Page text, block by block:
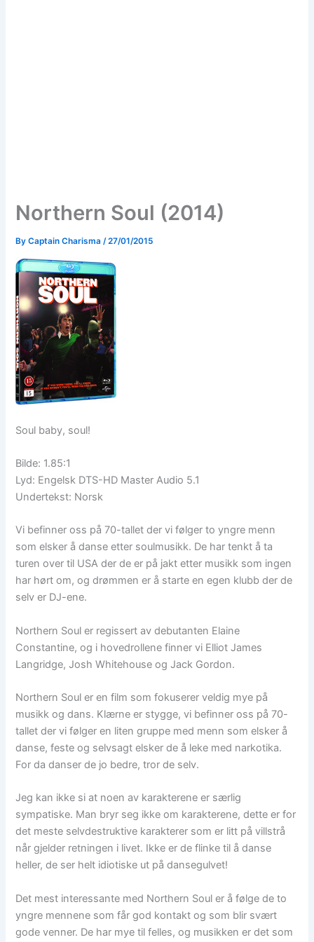
Northern Soul (2014)
ByCaptain Charisma /27/01/2015
Soul baby, soul!
Bilde: 1.85:1
Lyd: Engelsk DTS-HD Master Audio 5.1
Undertekst: Norsk
Vi befinner oss på 70-tallet der vi følger to yngre menn
som elsker å danse etter soulmusikk. De har tenkt å ta
turen over til USA der de er på jakt etter musikk som ingen
har hørt om, og drømmen er å starte en egen klubb der de
selv er DJ-ene.
Northern Soul er regissert av debutanten Elaine
Constantine, og i hovedrollene finner vi Elliot James
Langridge, Josh Whitehouse og Jack Gordon.
Northern Soul er en film som fokuserer veldig mye på
musikk og dans. Klærne er stygge, vi befinner oss på 70-
tallet der vi følger en liten gruppe med menn som elsker å
danse, feste og selvsagt elsker de å leke med narkotika.
For da danser de jo bedre, tror de selv.
Jeg kan ikke si at noen av karakterene er særlig
sympatiske. Man bryr seg ikke om karakterene, dette er for
det meste selvdestruktive karakterer som er litt på villstrå
når gjelder retningen i livet. Ikke er de flinke til å danse
heller, de ser helt idiotiske ut på dansegulvet!
Det mest interessante med Northern Soul er å følge de to
yngre mennene som får god kontakt og som blir svært
gode venner. De har mye til felles, og musikken er det som